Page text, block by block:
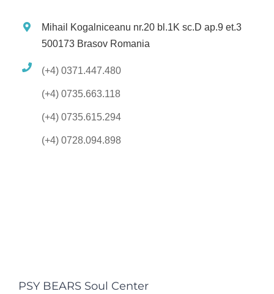
Mihail Kogalniceanu nr.20 bl.1K sc.D ap.9 et.3
500173 Brasov Romania
(+4) 0371.447.480
(+4) 0735.663.118
(+4) 0735.615.294
(+4) 0728.094.898
PSY BEARS Soul Center